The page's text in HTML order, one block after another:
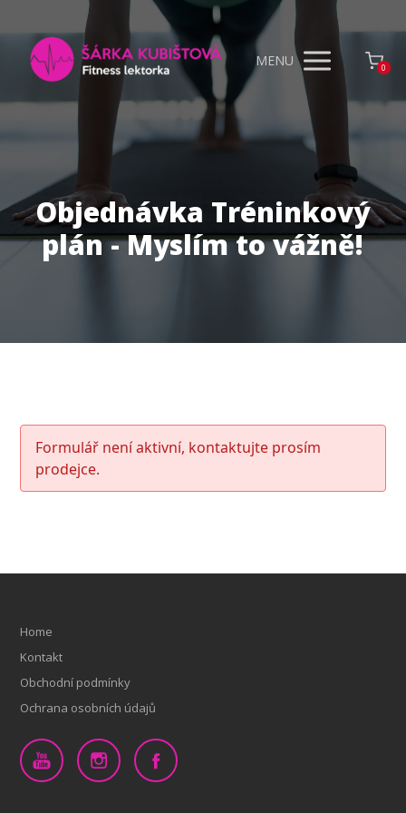
MENU 0
Objednávka Tréninkový
plán - Myslím to vážně!
Formulář není aktivní, kontaktujte prosím
prodejce.
Home
Kontakt
Obchodní podmínky
Ochrana osobních údajů